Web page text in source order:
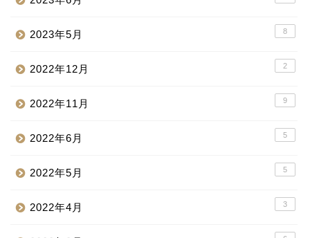
2023年5月 8
2022年12月 2
2022年11月 9
2022年6月 5
2022年5月 5
2022年4月 3